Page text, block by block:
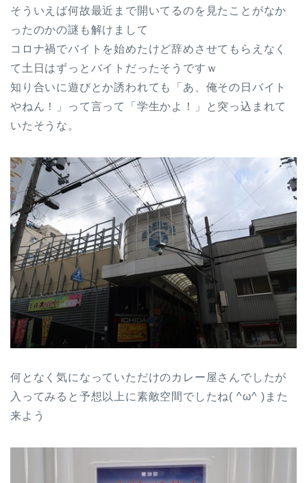
そういえば何故最近まで開いてるのを見たことがなか
ったのかの謎も解けまして
コロナ禍でバイトを始めたけど辞めさせてもらえなく
て土日はずっとバイトだったそうですｗ
知り合いに遊びとか誘われても「あ、俺その日バイト
やねん！」って言って「学生かよ！」と突っ込まれて
いたそうな。
何となく気になっていただけのカレー屋さんでしたが
入ってみると予想以上に素敵空間でしたね( ^ω^ )また
来よう